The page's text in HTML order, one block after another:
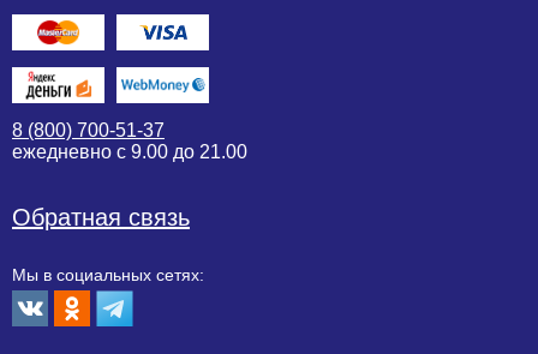
8 (800) 700-51-37
ежедневно с 9.00 до 21.00
Обратная связь
Мы в социальных сетях: